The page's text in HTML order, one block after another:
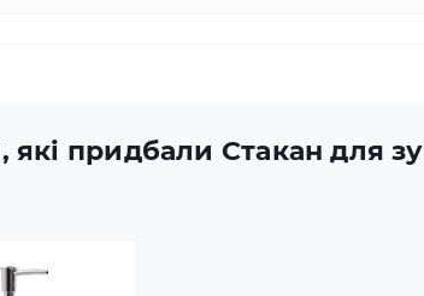
які придбали Стакан для